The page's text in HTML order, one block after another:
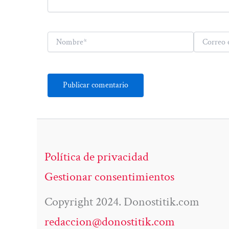
Nombre*
Correo
electrónico*
Política de privacidad
Gestionar consentimientos
Copyright 2024. Donostitik.com
redaccion@donostitik.com